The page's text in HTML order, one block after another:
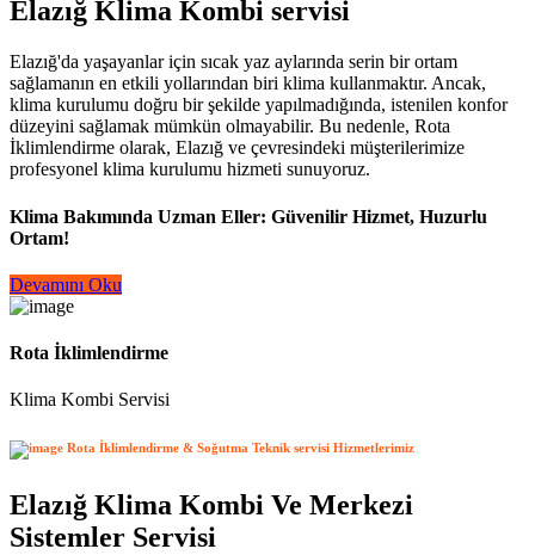
Elazığ Klima Kombi servisi
Elazığ'da yaşayanlar için sıcak yaz aylarında serin bir ortam
sağlamanın en etkili yollarından biri klima kullanmaktır. Ancak,
klima kurulumu doğru bir şekilde yapılmadığında, istenilen konfor
düzeyini sağlamak mümkün olmayabilir. Bu nedenle, Rota
İklimlendirme olarak, Elazığ ve çevresindeki müşterilerimize
profesyonel klima kurulumu hizmeti sunuyoruz.
Klima Bakımında Uzman Eller: Güvenilir Hizmet, Huzurlu
Ortam!
Devamını Oku
Rota İklimlendirme
Klima Kombi Servisi
Rota İklimlendirme & Soğutma Teknik servisi Hizmetlerimiz
Elazığ Klima Kombi Ve Merkezi
Sistemler Servisi